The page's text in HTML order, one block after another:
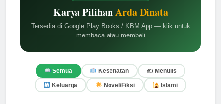
Karya PilihanArda Dinata
Tersedia di Google Play Books / KBM App — klik untuk
membaca atau membeli
Semua Kesehatan ✍️ Menulis
Keluarga Novel/Fiksi Islami